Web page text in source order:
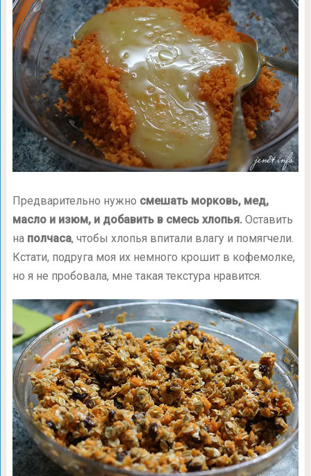
Предварительно нужно смешать морковь, мед,
масло и изюм, и добавить в смесь хлопья.Оставить
на полчаса, чтобы хлопья впитали влагу и помягчели.
Кстати, подруга моя их немного крошит в кофемолке,
но я не пробовала, мне такая текстура нравится.